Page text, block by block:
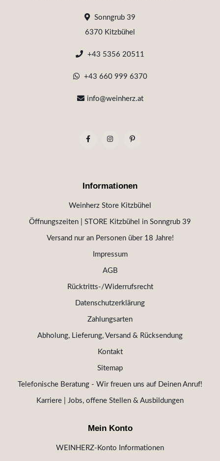
Sonngrub 39
6370 Kitzbühel
+43 5356 20511
+43 660 999 6370
info@weinherz.at
Informationen
Weinherz Store Kitzbühel
Öffnungszeiten | STORE Kitzbühel in Sonngrub 39
Versand nur an Personen über 18 Jahre!
Impressum
AGB
Rücktritts-/Widerrufsrecht
Datenschutzerklärung
Zahlungsarten
Abholung, Lieferung, Versand & Rücksendung
Kontakt
Sitemap
Telefonische Beratung - Wir freuen uns auf Deinen Anruf!
Karriere | Jobs, offene Stellen & Ausbildungen
Mein Konto
WEINHERZ-Konto Informationen